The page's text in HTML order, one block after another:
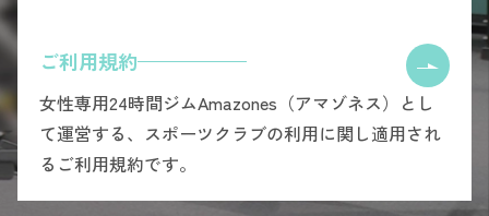
ご利用規約
女性専用24時間ジムAmazones（アマゾネス）とし
て運営する、スポーツクラブの利用に関し適用され
るご利用規約です。